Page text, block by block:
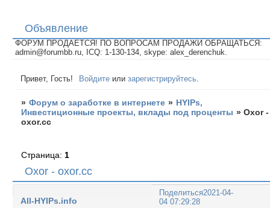
Объявление
ФОРУМ ПРОДАЕТСЯ! ПО ВОПРОСАМ ПРОДАЖИ ОБРАЩАТЬСЯ:
admin@forumbb.ru, ICQ: 1-130-134, skype: alex_derenchuk.
Привет, Гость! Войдите илизарегистрируйтесь
» Форум о заработке в интернете » HYIPs,
Инвестиционные проекты, вклады под проценты »Oxor -
oxor.cc
Oxor - oxor.cc
Страница: 1
Поделиться2021-04-
04 07:29:28
All-HYIPs.info